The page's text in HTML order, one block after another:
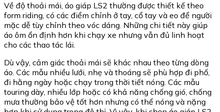
Về độ thoải mái, áo giáp LS2 thường được thiết kế theo
form riding, có các điểm chỉnh ở tay, cổ tay và eo để người
mặc dễ tùy chỉnh theo vóc dáng. Những chi tiết này giúp
áo ôm ổn định hơn khi chạy xe nhưng vẫn đủ linh hoạt
cho các thao tác lái.
Dù vậy, cảm giác thoải mái sẽ khác nhau theo từng dòng
áo. Các mẫu nhiều lưới, nhẹ và thoáng sẽ phù hợp đi phố,
đi hằng ngày hoặc chạy trong thời tiết nóng. Các mẫu
touring dày, nhiều lớp hoặc có khả năng chống gió, chống
mưa thường bảo vệ tốt hơn nhưng có thể nóng và nặng